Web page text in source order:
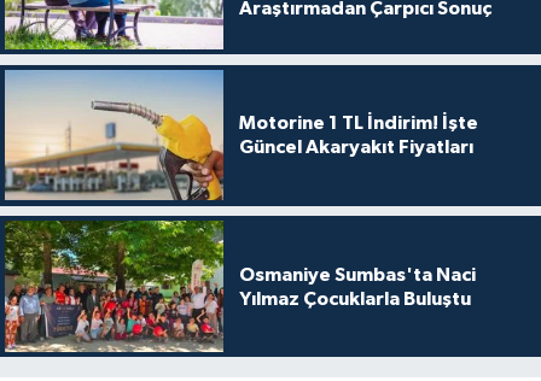
Araştırmadan Çarpıcı Sonuç
Motorine 1 TL İndirim! İşte
Güncel Akaryakıt Fiyatları
Osmaniye Sumbas'ta Naci
Yılmaz Çocuklarla Buluştu